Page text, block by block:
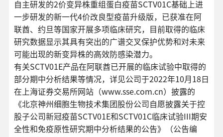
自主研发的2价变异株重组蛋白疫苗SCTV01C基础上进
一步研发的新一代4价改良型疫苗升级版，已获准在阿
联酋、约旦等国家开展多项临床研究，目前取得的临床
研究数据显示其具有突出的广谱交叉保护优势和对未来
可能出现的新变异株的高效防感染潜力。
有关SCTV01E产品在阿联酋已开展的临床试验中取得的
部分期中分析结果等情况，详见公司于2022年10月18日
在上海证券交易所网站（www.sse.com.cn）披露的
《北京神州细胞生物技术集团股份公司自愿披露关于控
股子公司新冠疫苗SCTV01E和SCTV01C临床试验III期安
全性和免疫原性研究期中分析结果的公告》（公告编